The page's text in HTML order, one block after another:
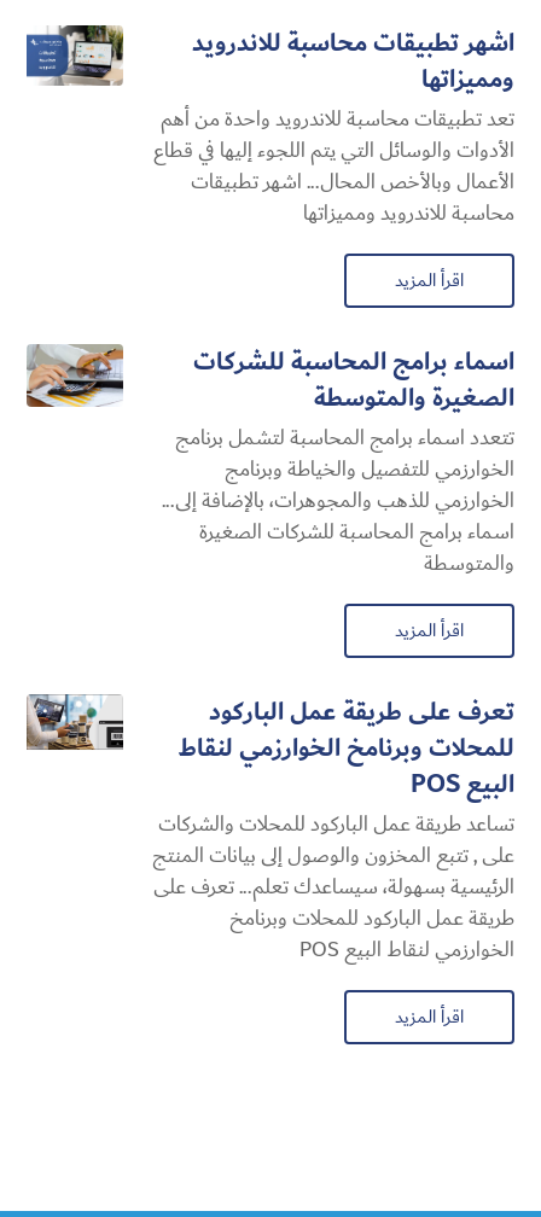
اشهر تطبيقات محاسبة للاندرويد
ومميزاتها
تعد تطبيقات محاسبة للاندرويد واحدة من أهم
الأدوات والوسائل التي يتم اللجوء إليها في قطاع
الأعمال وبالأخص المحال... اشهر تطبيقات
محاسبة للاندرويد ومميزاتها
اقرأ المزيد
اسماء برامج المحاسبة للشركات
الصغيرة والمتوسطة
تتعدد اسماء برامج المحاسبة لتشمل برنامج
الخوارزمي للتفصيل والخياطة وبرنامج
الخوارزمي للذهب والمجوهرات، بالإضافة إلى...
اسماء برامج المحاسبة للشركات الصغيرة
والمتوسطة
اقرأ المزيد
تعرف على طريقة عمل الباركود
للمحلات وبرنامخ الخوارزمي لنقاط
البيع POS
تساعد طريقة عمل الباركود للمحلات والشركات
على , تتبع المخزون والوصول إلى بيانات المنتج
الرئيسية بسهولة، سيساعدك تعلم... تعرف على
طريقة عمل الباركود للمحلات وبرنامخ
الخوارزمي لنقاط البيع POS
اقرأ المزيد